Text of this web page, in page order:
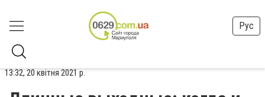
Рус
13:32, 20 квітня 2021 р.